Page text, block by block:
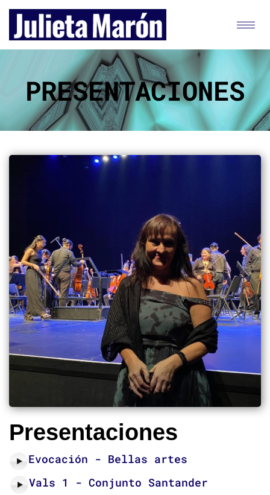
PRESENTACIONES
Presentaciones
Evocación - Bellas artes
Vals 1 - Conjunto Santander